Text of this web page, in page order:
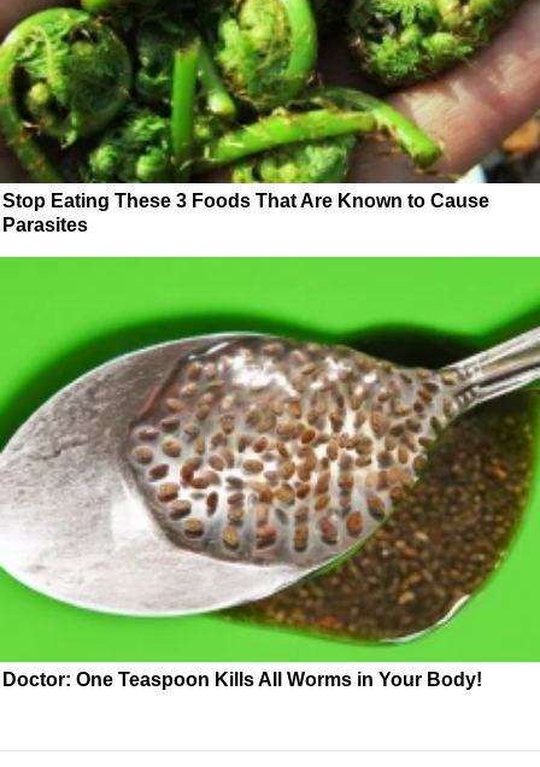
Stop Eating These 3 Foods That Are Known to Cause
Parasites
Doctor: One Teaspoon Kills All Worms in Your Body!